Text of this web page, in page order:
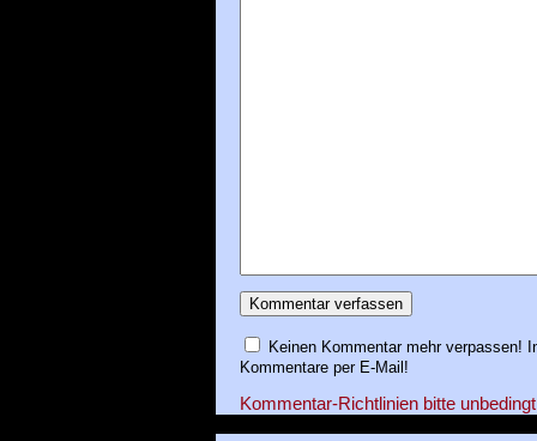
Keinen Kommentar mehr verpassen!
Kommentare per E-Mail!
Kommentar-Richtlinien bitte